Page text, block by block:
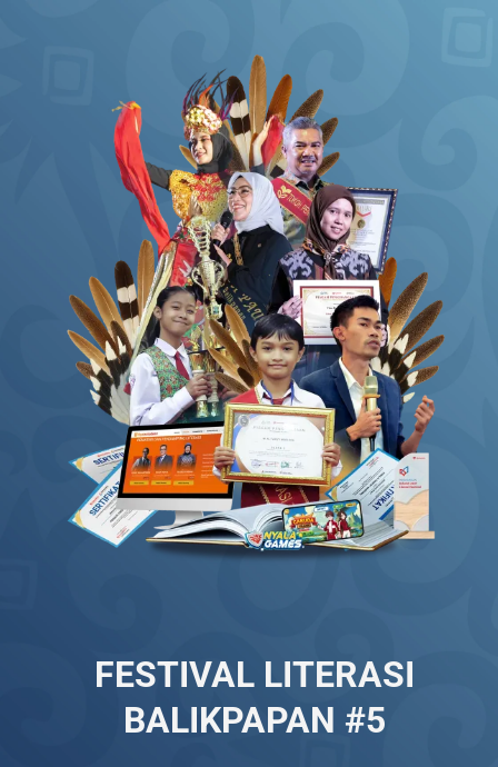
HADIAH & PENGHARGAAN
FESTIVAL LITERASI
BALIKPAPAN #5